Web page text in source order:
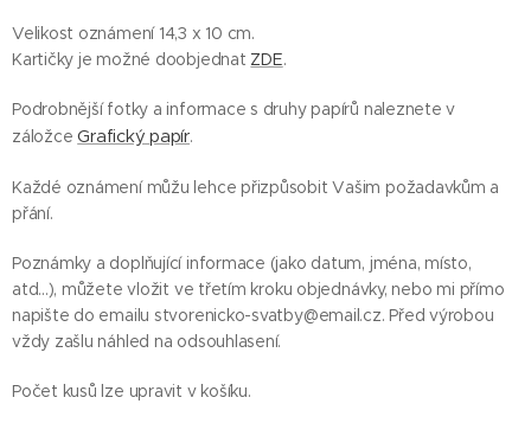
Velikost oznámení 14,3 x 10 cm.
Kartičky je možné doobjednat ZDE.
Podrobnější fotky a informace s druhy papírů naleznete v
záložceGrafický papír.
Každé oznámení můžu lehce přizpůsobit Vašim požadavkům a
přání.
Poznámky a doplňující informace (jako datum, jména, místo,
atd...), můžete vložit ve třetím kroku objednávky, nebo mi přímo
napište do emailu stvorenicko-svatby@email.cz. Před výrobou
vždy zašlu náhled na odsouhlasení.
Počet kusů lze upravit v košíku.